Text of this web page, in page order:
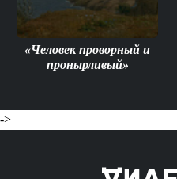
«Человек проворный и
пронырливый»
->